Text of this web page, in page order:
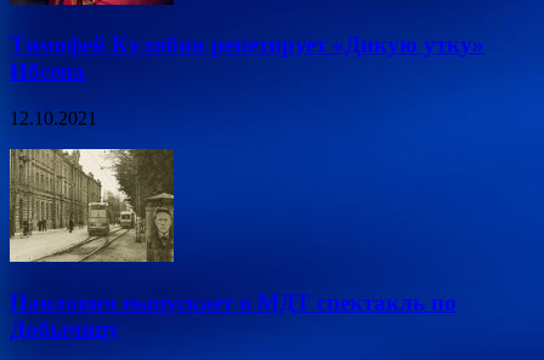
Тимофей Кулябин репетирует «Дикую утку»
Ибсена
12.10.2021
Павлович выпускает в МДТ спектакль по
Добычину